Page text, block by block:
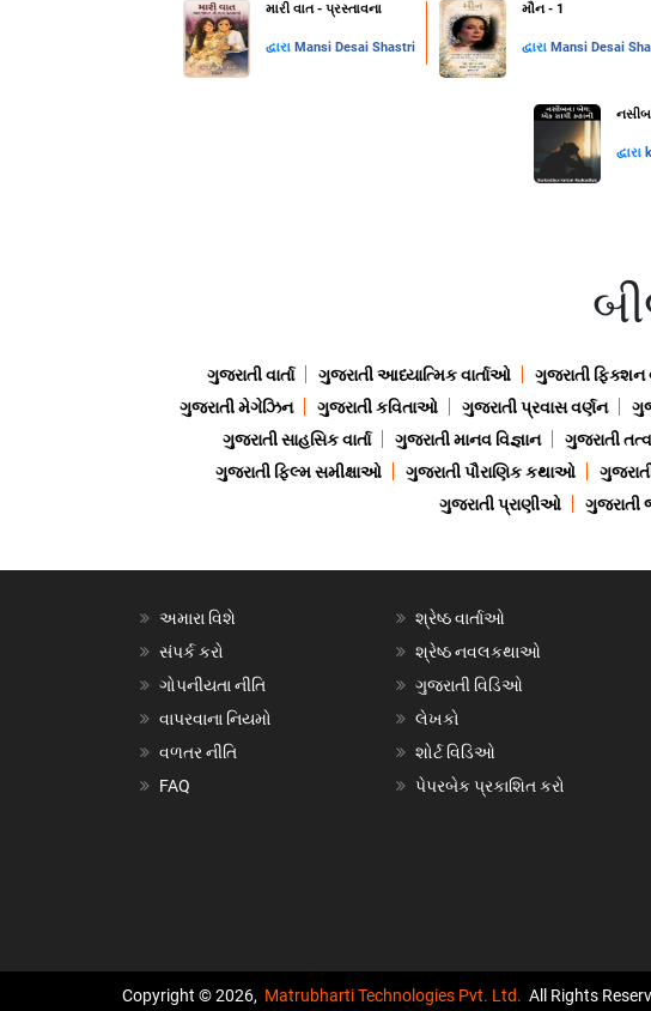
મારી વાત - પ્રસ્તાવના
દ્વારા Mansi Desai Shastri
મૌન - 1
દ્વારા Mansi Desai
દ્વારા
ગુજરાતી વાર્તા ગુજરાતી આધ્યાત્મિક વાર્તાઓ ગુજરાતી ફિક્શન
ગુજરાતી મેગેઝિન
ગુજરાતી કવિતાઓ ગુજરાતી પ્રવાસ વર્ણન
ગુજરાતી સાહસિક વાર્તા
ગુજરાતી માનવ વિજ્ઞાન ગુજરાતી
ગુજરાતી ફિલ્મ સમીક્ષાઓ
ગુજરાતી પૌરાણિક કથાઓ
ગુજરાતી પ્રાણીઓ
ગુજરાતી
અમારા વિશે
સંપર્ક કરો
ગોપનીયતા નીતિ
વાપરવાના નિયમો
વળતર નીતિ
FAQ
શ્રેષ્ઠ વાર્તાઓ
શ્રેષ્ઠ નવલકથાઓ
ગુજરાતી વિડિઓ
લેખકો
શોર્ટ વિડિઓ
પેપરબેક પ્રકાશિત કરો
Copyright © 2026, Matrubharti Technologies Pvt. Ltd. All Rights